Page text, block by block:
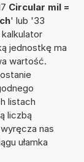
Circular mil =
' lub '33
jednostkę ma
wartość.
listach
liczbą
nas
ułamka